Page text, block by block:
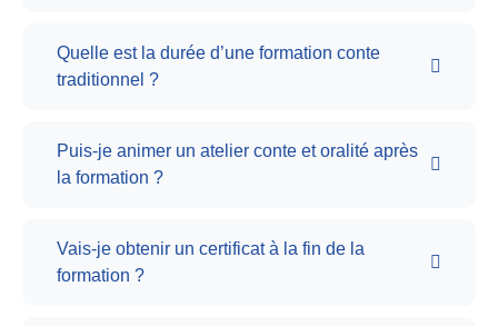
Quelle est la durée d’une formation conte
traditionnel ?
Puis-je animer un atelier conte et oralité après
la formation ?
Vais-je obtenir un certificat à la fin de la
formation ?